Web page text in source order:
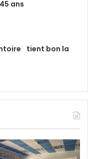
ans
tient bon la